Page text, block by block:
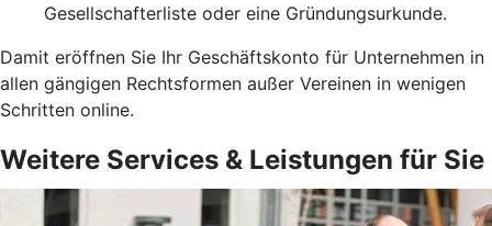
Gesellschafterliste oder eine Gründungsurkunde.
Damit eröffnen Sie Ihr Geschäftskonto für Unternehmen in
allen gängigen Rechtsformen außer Vereinen in wenigen
Schritten online.
Weitere Services & Leistungen für Sie